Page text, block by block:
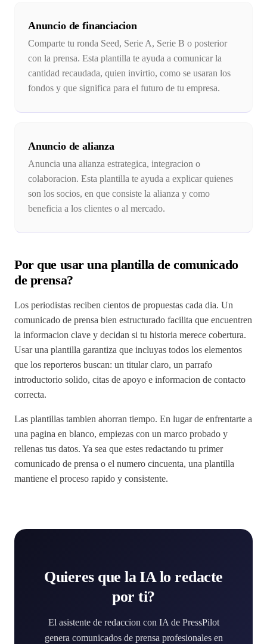
Anuncio de financiacion
Comparte tu ronda Seed, Serie A, Serie B o posterior
con la prensa. Esta plantilla te ayuda a comunicar la
cantidad recaudada, quien invirtio, como se usaran los
fondos y que significa para el futuro de tu empresa.
Anuncio de alianza
Anuncia una alianza estrategica, integracion o
colaboracion. Esta plantilla te ayuda a explicar quienes
son los socios, en que consiste la alianza y como
beneficia a los clientes o al mercado.
Por que usar una plantilla de comunicado
de prensa?
Los periodistas reciben cientos de propuestas cada dia. Un
comunicado de prensa bien estructurado facilita que encuentren
la informacion clave y decidan si tu historia merece cobertura.
Usar una plantilla garantiza que incluyas todos los elementos
que los reporteros buscan: un titular claro, un parrafo
introductorio solido, citas de apoyo e informacion de contacto
correcta.
Las plantillas tambien ahorran tiempo. En lugar de enfrentarte a
una pagina en blanco, empiezas con un marco probado y
rellenas tus datos. Ya sea que estes redactando tu primer
comunicado de prensa o el numero cincuenta, una plantilla
mantiene el proceso rapido y consistente.
Quieres que la IA lo redacte
por ti?
El asistente de redaccion con IA de PressPilot
genera comunicados de prensa profesionales en